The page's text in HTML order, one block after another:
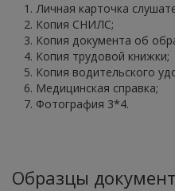
Личная карточка
Копия СНИЛС;
Копия документа об
Копия трудовой книжки;
Копия водительского
Медицинская справка;
Фотография 3*4.
Образцы